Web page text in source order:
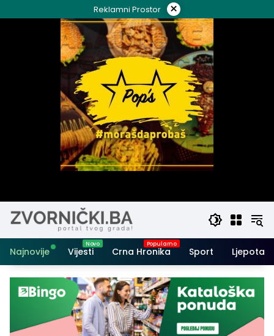
to
Reklamni Prostor ×
Najnovije Vijesti Crna Hronika Sport Ljepota i